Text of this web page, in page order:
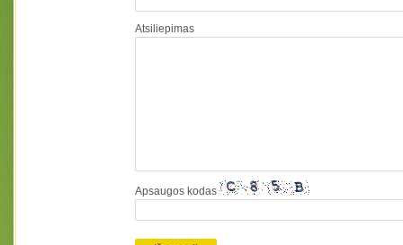
Atsiliepimas
Apsaugos kodas